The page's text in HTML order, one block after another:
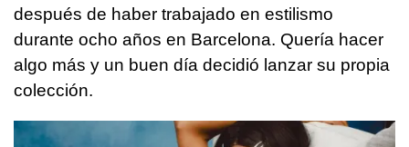
después de haber trabajado en estilismo
durante ocho años en Barcelona. Quería hacer
algo más y un buen día decidió lanzar su propia
colección.